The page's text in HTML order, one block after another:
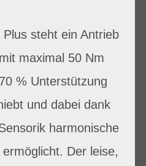
steht ein Antrieb
maximal 50 Nm
% Unterstützung
und dabei dank
harmonische
Der leise,